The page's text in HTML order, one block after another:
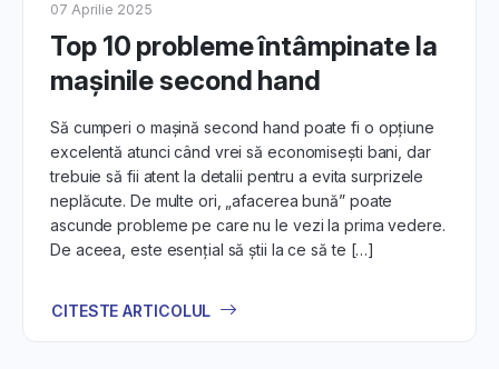
07 Aprilie 2025
Top 10 probleme întâmpinate la
mașinile second hand
Să cumperi o mașină second hand poate fi o opțiune
excelentă atunci când vrei să economisești bani, dar
trebuie să fii atent la detalii pentru a evita surprizele
neplăcute. De multe ori, „afacerea bună” poate
ascunde probleme pe care nu le vezi la prima vedere.
De aceea, este esențial să știi la ce să te […]
CITESTE ARTICOLUL